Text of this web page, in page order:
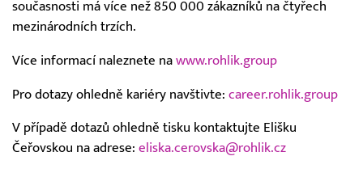
současnosti má více než 850 000 zákazníků na čtyřech
mezinárodních trzích.
Více informací naleznete na www.rohlik.group
Pro dotazy ohledně kariéry navštivte: career.rohlik.group
V případě dotazů ohledně tisku kontaktujte Elišku
Čeřovskou na adrese: eliska.cerovska@rohlik.cz